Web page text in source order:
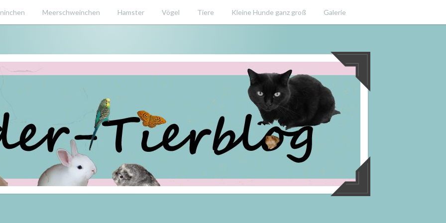
Meerschweinchen Hamster Vögel Tiere Kleine Hunde ganz groß Galerie